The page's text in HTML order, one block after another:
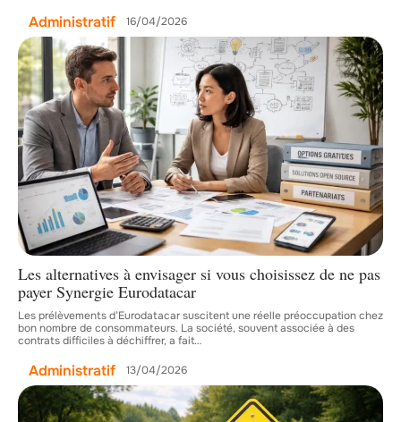
Administratif 16/04/2026
Les alternatives à envisager si vous choisissez de ne pas
payer Synergie Eurodatacar
Les prélèvements d’Eurodatacar suscitent une réelle préoccupation chez
bon nombre de consommateurs. La société, souvent associée à des
contrats difficiles à déchiffrer, a fait…
Administratif 13/04/2026